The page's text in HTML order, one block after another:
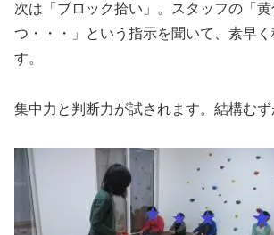
次は「ブロック拾い」。スタッフの「黄
つ・・・」という指示を聞いて、素早く
す。
集中力と判断力が試されます。結構むず